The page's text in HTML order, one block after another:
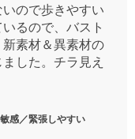
ので歩きやすい
るので、バスト
素材＆異素材の
した。チラ見え
みます。
感／緊張しやすい